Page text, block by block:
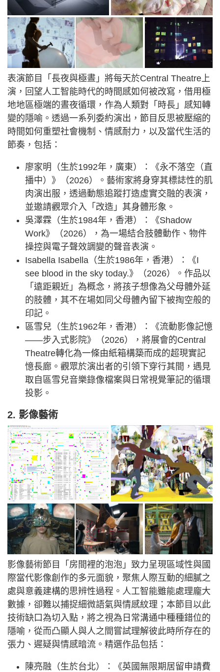
表演節目「長夜與極晝」將每天於Central Theatre上
演，回望人工智能時代的時間感如何被改寫，借用極
地地區極端的晝夜循環，作為人類對「時長」感知轉
變的隱喻。透過一系列委約演出，節目反思被壓縮的
時間如何重塑社會機制、情感耐力，以及當代生活的
節奏，包括：
廖家明（生於1992年，廣東）：《永不落空（直
播中）》（2026）。藝術家將身穿其標誌性的肌
肉演出服，透過動態追蹤打造虛實交融的表演，
並邀請觀眾介入「改造」其身體形象。
吳澤霖（生於1984年，香港）：《Shadow
Work》（2026），為一場結合肢體動作、物件
操控與電子聲效調變的聲音表演。
Isabella Isabella（生於1986年，香港）：《I
see blood in the sky today.》（2026）。作品以
「遠距親近」為概念，將孩子想像為父母體外延
的肢體，其不在場如同父母體內留下被掏空般的
印記。
區雪兒（生於1962年，香港）：《流動影像記憶
——步入式影院》（2026），將展會的Central
Theatre轉化為一條由紙箱構築而成的超現實記
憶長廊。觀眾於演出者的引領下穿行其間，遇見
取自區雪兒音樂錄像檔案與日常視覺筆記的循環
投影。
2. 影像藝術
影像藝術節目「房間裡的泡泡」致力呈現區域性與國
際當代影像創作的多元面貌，聚焦人際互動的細膩之
處與意義建構的思辨性過程。人工智能雖能處理龐大
數據，卻難以捕捉細微語氣與情感紋理；本節目以此
技術缺口為切入點，將之視為日常溝通中種種錯位的
隱喻，從而凸顯人與人之間嘗試理解彼此時所存在的
張力、遲疑與情感暗流。精選作品包括：
陳亮融（生於台北）：《英國無限期居留申請費